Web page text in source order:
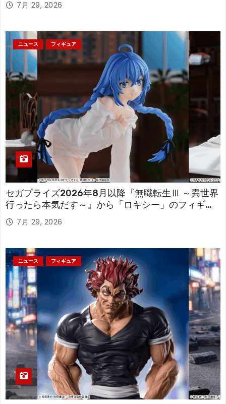
7月 29, 2026
ニュース フィギュア
セガプライズ2026年8月以降『無職転生Ⅲ ～異世界
行ったら本気だす～』から「ロキシー」のフィギュ
アが登場！
7月 29, 2026
ニュース フィギュア